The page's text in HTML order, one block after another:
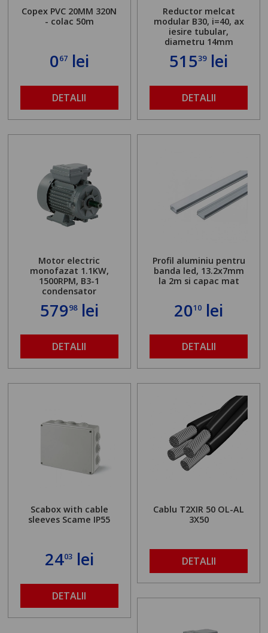
Copex PVC 20MM 320N
- colac 50m
067lei
DETALII
Reductor melcat
modular B30, i=40, ax
iesire tubular,
diametru 14mm
51539lei
DETALII
Motor electric
monofazat 1.1KW,
1500RPM, B3-1
condensator
57998lei
DETALII
Profil aluminiu pentru
banda led, 13.2x7mm
la 2m si capac mat
2010 lei
DETALII
Scabox with cable
sleeves Scame IP55
2403lei
DETALII
Cablu T2XIR 50 OL-AL
3X50
DETALII